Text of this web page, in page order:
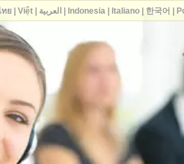
ทย| Việt| العربية Indonesia| Italiano| 한국어